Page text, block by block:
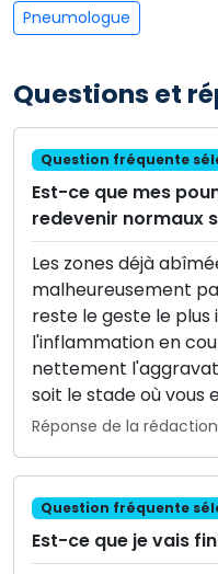
Pneumologue
Questions et
Question fréquente
Est-ce que mes
redevenir normaux
Les zones déjà
malheureusement
reste le geste le
l'inflammation en
nettement
soit le stade où vous
Réponse de la rédaction
Question fréquente
Est-ce que je vais